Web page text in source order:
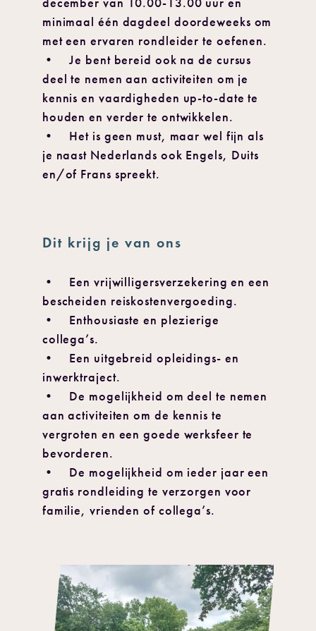
minimaal één dagdeel doordeweeks om
met een ervaren rondleider te oefenen.
• Je bent bereid ook na de cursus
deel te nemen aan activiteiten om je
kennis en vaardigheden up-to-date te
houden en verder te ontwikkelen.
• Het is geen must, maar wel fijn als
je naast Nederlands ook Engels, Duits
en/of Frans spreekt.
Dit krijg je van ons
• Een vrijwilligersverzekering en een
bescheiden reiskostenvergoeding.
• Enthousiaste en plezierige
collega’s.
• Een uitgebreid opleidings- en
inwerktraject.
• De mogelijkheid om deel te nemen
aan activiteiten om de kennis te
vergroten en een goede werksfeer te
bevorderen.
• De mogelijkheid om ieder jaar een
gratis rondleiding te verzorgen voor
familie, vrienden of collega’s.